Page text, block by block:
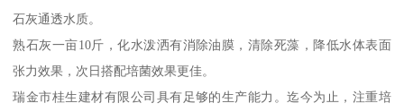
石灰通透水质。
熟石灰一亩10斤，化水泼洒有消除油膜，清除死藻，降低水体表面
张力效果，次日搭配培菌效果更佳。
瑞金市桂生建材有限公司具有足够的生产能力。迄今为止，注重培